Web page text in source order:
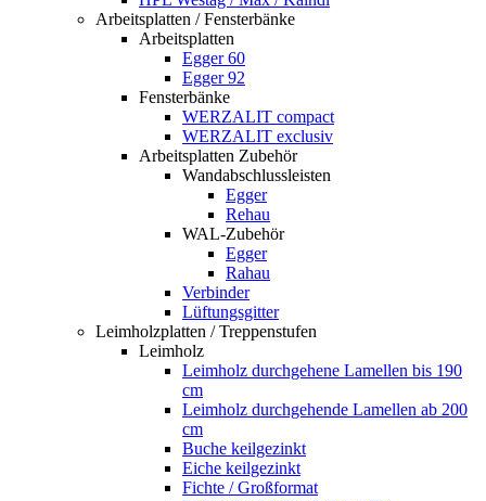
Arbeitsplatten / Fensterbänke
Arbeitsplatten
Egger 60
Egger 92
Fensterbänke
WERZALIT compact
WERZALIT exclusiv
Arbeitsplatten Zubehör
Wandabschlussleisten
Egger
Rehau
WAL-Zubehör
Egger
Rahau
Verbinder
Lüftungsgitter
Leimholzplatten / Treppenstufen
Leimholz
Leimholz durchgehene Lamellen bis 190
cm
Leimholz durchgehende Lamellen ab 200
cm
Buche keilgezinkt
Eiche keilgezinkt
Fichte / Großformat